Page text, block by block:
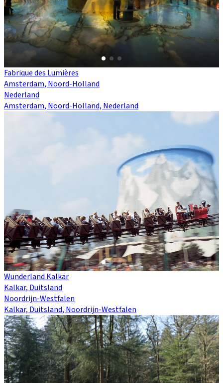
Fabrique des Lumières
Amsterdam, Noord-Holland
Nederland
Amsterdam, Noord-Holland, Nederland
Wunderland Kalkar
Kalkar, Duitsland
Noordrijn-Westfalen
Kalkar, Duitsland, Noordrijn-Westfalen